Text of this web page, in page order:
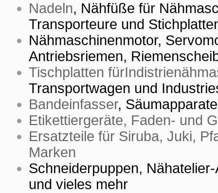
Nadeln, Nähfüße für
Transporteure und
Nähmaschinenmotor,
Antriebsriemen,
Tischplatten
Transportwagen und
Bandeinfasser, Säumapparate
Etikettiergeräte, Faden- und
Ersatzteile für Siruba, Juki,
Marken
Schneiderpuppen,
und vieles mehr